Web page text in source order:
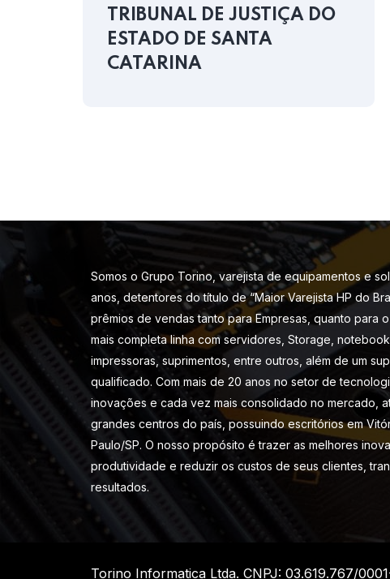
TRIBUNAL DE JUSTIÇA DO
ESTADO DE SANTA
CATARINA
Somos o Grupo Torino, varejista de equipamentos e
anos, detentores do título de “Maior Varejista HP do
prêmios de vendas tanto para Empresas, quanto para
mais completa linha com servidores, Storage,
impressoras, suprimentos, entre outros, além de um
qualificado. Com mais de 20 anos no setor de
inovações e cada vez mais consolidado no mercado,
grandes centros do país, possuindo escritórios em
Paulo/SP. O nosso propósito é trazer as melhores
produtividade e reduzir os custos de seus clientes,
resultados.
Torino Informatica Ltda. CNPJ: 03.619.767/